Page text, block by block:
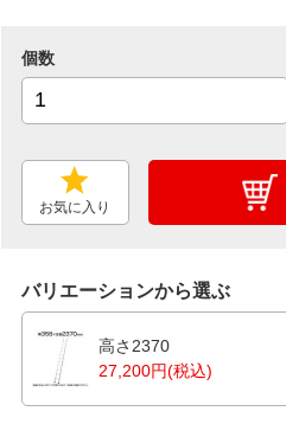
個数
お気に入り
バリエーションから選ぶ
高さ2370
27,200円(税込)